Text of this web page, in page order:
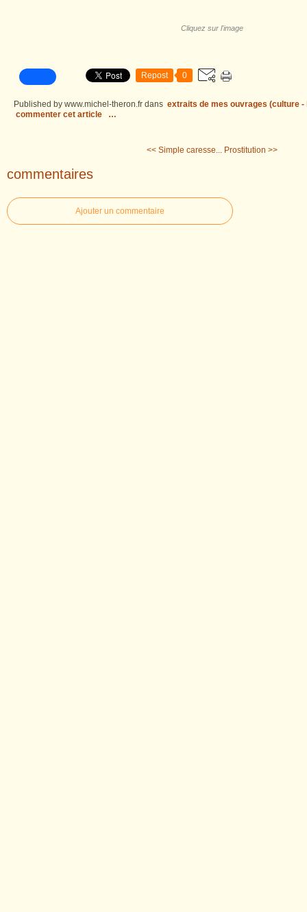
Cliquez sur l'image
Repost 0
Published by www.michel-theron.fr dans extraits de mes ouvrages (culture
commenter cet article
…
<< Simple caresse... Prostitution >>
commentaires
Ajouter un commentaire